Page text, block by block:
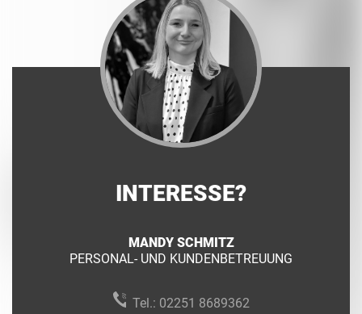
INTERESSE?
MANDY SCHMITZ
PERSONAL- UND KUNDENBETREUUNG
Tel.: 02251 8689362